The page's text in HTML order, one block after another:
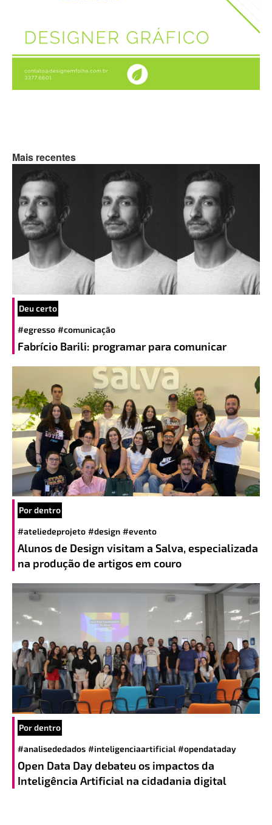
Mais recentes
Deu certo
#egresso #comunicação
Fabrício Barili: programar para comunicar
Por dentro
#ateliedeprojeto #design #evento
Alunos de Design visitam a Salva, especializada
na produção de artigos em couro
Por dentro
#analisededados #inteligenciaartificial #opendataday
Open Data Day debateu os impactos da
Inteligência Artificial na cidadania digital